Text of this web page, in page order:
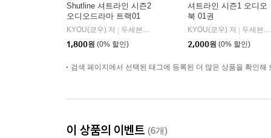
Shutline 셔트라인 시즌2
오디오드라마 트랙01
KYOU(쿄우) 저 | 두세븐 엔터테인먼트
1,800원 (0% 할인)
셔트라인 시즌1 오디오
북 01권
KYOU(쿄우) 저 | 두세븐 엔터테인먼트
2,000원 (0% 할인)
검색 페이지에서 선택된 태그에 등록된 더 많은 상품을 확인해
이 상품의 이벤트 (6개)